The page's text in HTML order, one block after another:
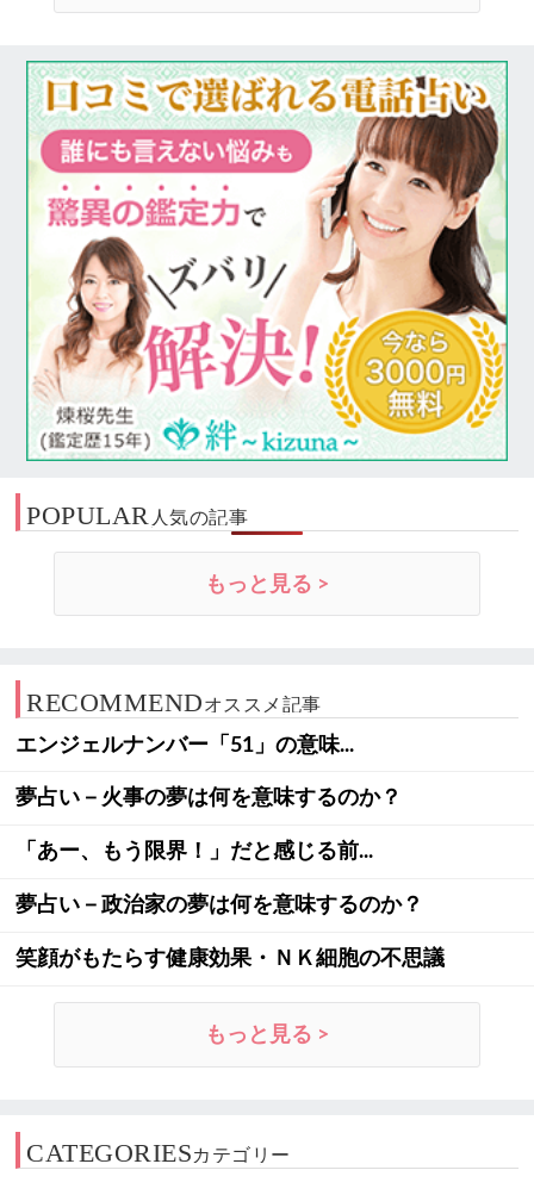
POPULAR人気の記事
もっと見る >
RECOMMENDオススメ記事
エンジェルナンバー「51」の意味...
夢占い－火事の夢は何を意味するのか？
「あー、もう限界！」だと感じる前...
夢占い－政治家の夢は何を意味するのか？
笑顔がもたらす健康効果・ＮＫ細胞の不思議
もっと見る >
CATEGORIESカテゴリー